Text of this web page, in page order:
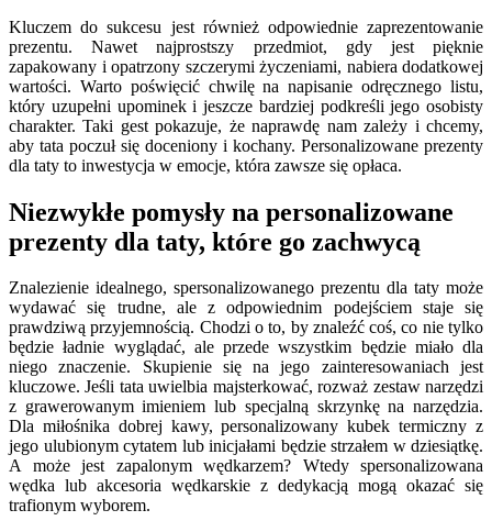
Kluczem do sukcesu jest również odpowiednie zaprezentowanie
prezentu. Nawet najprostszy przedmiot, gdy jest pięknie
zapakowany i opatrzony szczerymi życzeniami, nabiera dodatkowej
wartości. Warto poświęcić chwilę na napisanie odręcznego listu,
który uzupełni upominek i jeszcze bardziej podkreśli jego osobisty
charakter. Taki gest pokazuje, że naprawdę nam zależy i chcemy,
aby tata poczuł się doceniony i kochany. Personalizowane prezenty
dla taty to inwestycja w emocje, która zawsze się opłaca.
Niezwykłe pomysły na personalizowane
prezenty dla taty, które go zachwycą
Znalezienie idealnego, spersonalizowanego prezentu dla taty może
wydawać się trudne, ale z odpowiednim podejściem staje się
prawdziwą przyjemnością. Chodzi o to, by znaleźć coś, co nie tylko
będzie ładnie wyglądać, ale przede wszystkim będzie miało dla
niego znaczenie. Skupienie się na jego zainteresowaniach jest
kluczowe. Jeśli tata uwielbia majsterkować, rozważ zestaw narzędzi
z grawerowanym imieniem lub specjalną skrzynkę na narzędzia.
Dla miłośnika dobrej kawy, personalizowany kubek termiczny z
jego ulubionym cytatem lub inicjałami będzie strzałem w dziesiątkę.
A może jest zapalonym wędkarzem? Wtedy spersonalizowana
wędka lub akcesoria wędkarskie z dedykacją mogą okazać się
trafionym wyborem.